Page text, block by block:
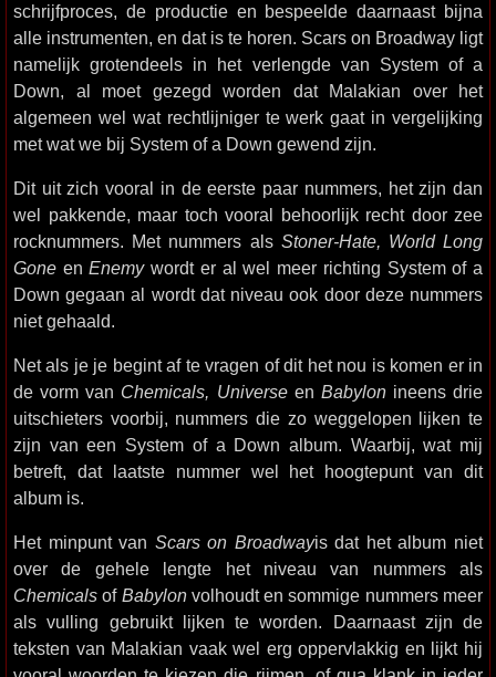
schrijfproces, de productie en bespeelde daarnaast bijna
alle instrumenten, en dat is te horen. Scars on Broadway ligt
namelijk grotendeels in het verlengde van System of a
Down, al moet gezegd worden dat Malakian over het
algemeen wel wat rechtlijniger te werk gaat in vergelijking
met wat we bij System of a Down gewend zijn.
Dit uit zich vooral in de eerste paar nummers, het zijn dan
wel pakkende, maar toch vooral behoorlijk recht door zee
rocknummers. Met nummers als Stoner-Hate, World Long
Gone enEnemywordt er al wel meer richting System of a
Down gegaan al wordt dat niveau ook door deze nummers
niet gehaald.
Net als je je begint af te vragen of dit het nou is komen er in
de vorm van Chemicals, Universeen Babylonineens drie
uitschieters voorbij, nummers die zo weggelopen lijken te
zijn van een System of a Down album. Waarbij, wat mij
betreft, dat laatste nummer wel het hoogtepunt van dit
album is.
Het minpunt van Scars on Broadwayis dat het album niet
over de gehele lengte het niveau van nummers als
Chemicals of Babylonvolhoudt en sommige nummers meer
als vulling gebruikt lijken te worden. Daarnaast zijn de
teksten van Malakian vaak wel erg oppervlakkig en lijkt hij